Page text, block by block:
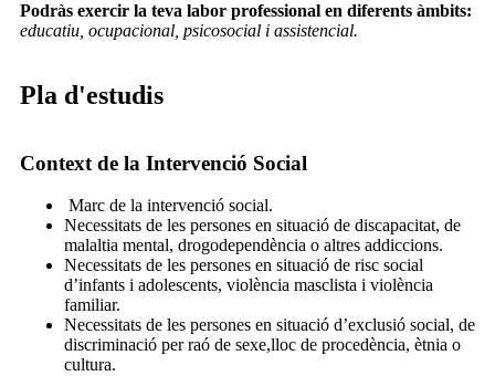
Podràs exercir la teva labor professional en diferents àmbits:
educatiu, ocupacional, psicosocial i assistencial.
Pla d'estudis
Context de la Intervenció Social
Marc de la intervenció social.
Necessitats de les persones en situació de discapacitat, de
malaltia mental, drogodependència o altres addiccions.
Necessitats de les persones en situació de risc social
d’infants i adolescents, violència masclista i violència
familiar.
Necessitats de les persones en situació d’exclusió social, de
discriminació per raó de sexe,lloc de procedència, ètnia o
cultura.